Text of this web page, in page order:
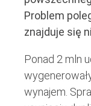
Problem
znajduje się
Ponad 2 mln
wynajem.